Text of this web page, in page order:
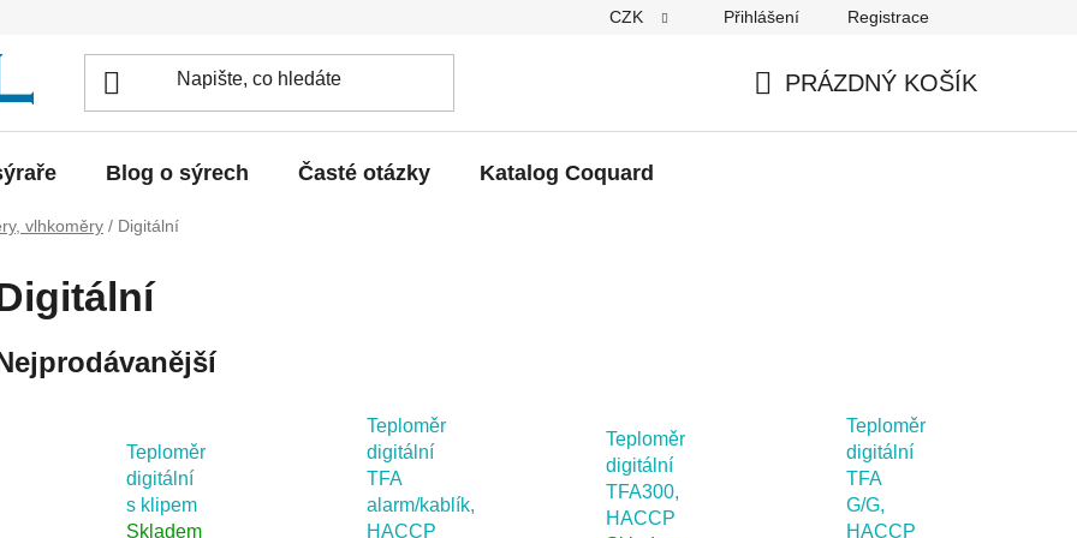
CZK Přihlášení Registrace
PRÁZDNÝ KOŠÍK
Blog o sýrech Časté otázky Katalog Coquard
vlhkoměry / Digitální
Teploměr
digitální
s klipem
Skladem
Teploměr
digitální
TFA
alarm/kablík,
HACCP
Teploměr
digitální
TFA300,
HACCP
Teploměr
digitální
TFA
G/G,
HACCP